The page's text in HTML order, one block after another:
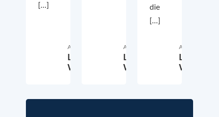
[…]
Autor:in
Lena
Wittenbrink15. Februar 2021
Autor:in
Lena
Wittenbrink3. Februar 2021
die
[…]
Autor:in
Lena